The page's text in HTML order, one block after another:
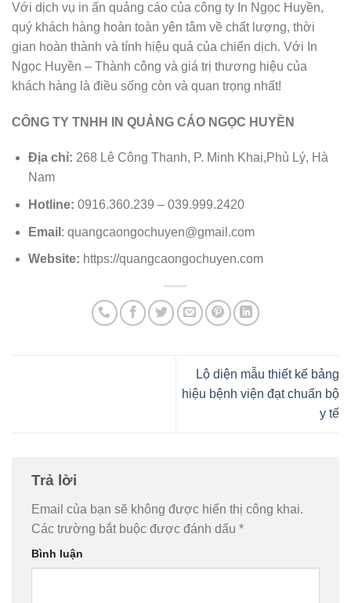
Với dịch vụ in ấn quảng cáo của công ty In Ngọc Huyền,
quý khách hàng hoàn toàn yên tâm về chất lượng, thời
gian hoàn thành và tính hiệu quả của chiến dịch. Với In
Ngọc Huyền – Thành công và giá trị thương hiệu của
khách hàng là điều sống còn và quan trọng nhất!
CÔNG TY TNHH IN QUẢNG CÁO NGỌC HUYỀN
Địa chỉ: 268 Lê Công Thanh, P. Minh Khai,Phủ Lý, Hà
Nam
Hotline: 0916.360.239 – 039.999.2420
Email : quangcaongochuyen@gmail.com
Website: https://quangcaongochuyen.com
Lộ diện mẫu thiết kế bảng
hiệu bệnh viện đạt chuẩn bộ
y tế
Trả lời
Email của bạn sẽ không được hiển thị công khai.
Các trường bắt buộc được đánh dấu *
Bình luận